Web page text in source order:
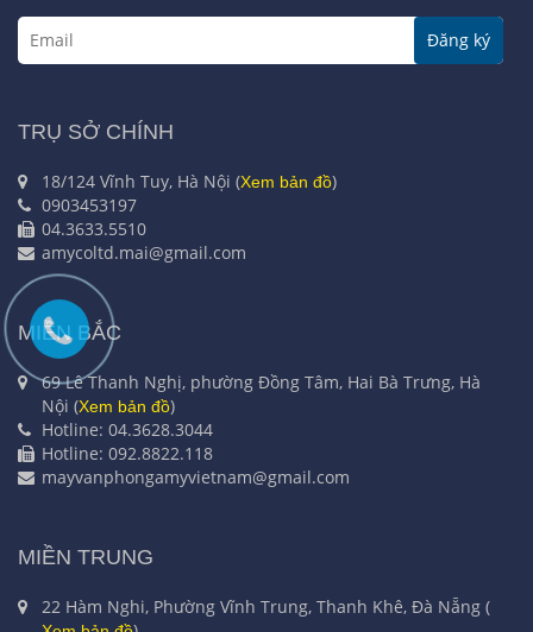
Đăng ký
TRỤ SỞ CHÍNH
18/124 Vĩnh Tuy, Hà Nội (Xem bản đồ)
0903453197
04.3633.5510
amycoltd.mai@gmail.com
MIỀN BẮC
69 Lê Thanh Nghị, phường Đồng Tâm, Hai Bà Trưng, Hà
Nội (Xem bản đồ)
Hotline: 04.3628.3044
Hotline: 092.8822.118
mayvanphongamyvietnam@gmail.com
MIỀN TRUNG
22 Hàm Nghi, Phường Vĩnh Trung, Thanh Khê, Đà Nẵng (